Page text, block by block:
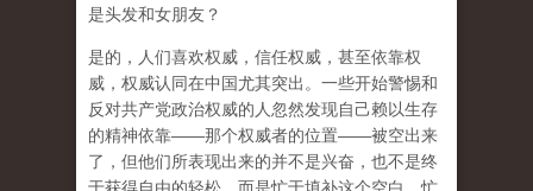
是头发和女朋友？
是的，人们喜欢权威，信任权威，甚至依靠权
威，权威认同在中国尤其突出。一些开始警惕和
反对共产党政治权威的人忽然发现自己赖以生存
的精神依靠——那个权威者的位置——被空出来
了，但他们所表现出来的并不是兴奋，也不是终